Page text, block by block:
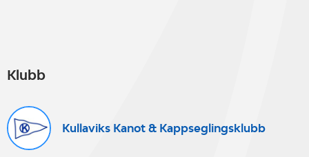
Klubb
Kullaviks Kanot & Kappseglingsklubb